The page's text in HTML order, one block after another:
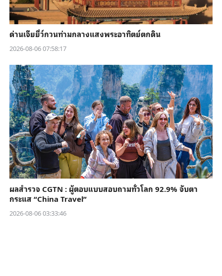
ด่านเจียยี่ว์กวนท่ามกลางแสงพระอาทิตย์ตกดิน
2026-08-06 07:58:17
ผลสำรวจ CGTN : ผู้ตอบแบบสอบถามทั่วโลก 92.9% จับตา
กระแส “China Travel”
2026-08-06 03:33:46